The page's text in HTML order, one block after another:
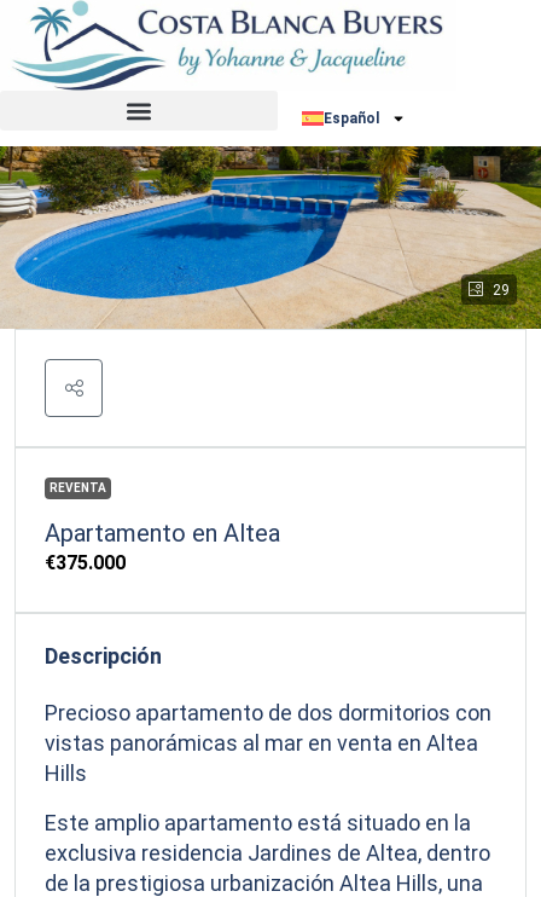
Español
29
REVENTA
Apartamento en Altea
€375.000
Descripción
Precioso apartamento de dos dormitorios con
vistas panorámicas al mar en venta en Altea
Hills
Este amplio apartamento está situado en la
exclusiva residencia Jardines de Altea, dentro
de la prestigiosa urbanización Altea Hills, una